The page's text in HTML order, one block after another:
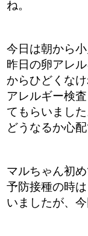
ね。
今日は朝から
昨日の卵アレ
からひどくな
アレルギー検
てもらいました
どうなるか心配
マルちゃん初
予防接種の時
いましたが、